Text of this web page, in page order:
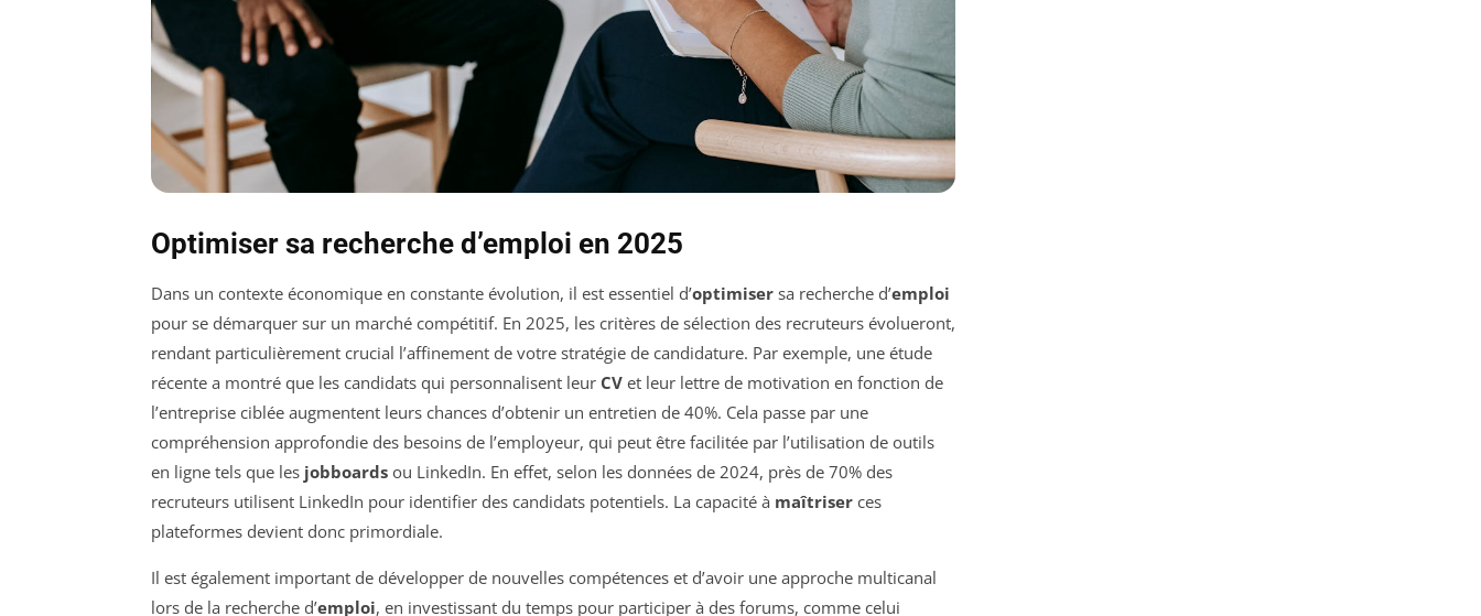
Optimiser sa recherche d’emploi en 2025
Dans un contexte économique en constante évolution, il est essentiel d’optimiser sa recherche d’emploi
pour se démarquer sur un marché compétitif. En 2025, les critères de sélection des recruteurs évolueront,
rendant particulièrement crucial l’affinement de votre stratégie de candidature. Par exemple, une étude
récente a montré que les candidats qui personnalisent leur CV et leur lettre de motivation en fonction de
l’entreprise ciblée augmentent leurs chances d’obtenir un entretien de 40%. Cela passe par une
compréhension approfondie des besoins de l’employeur, qui peut être facilitée par l’utilisation de outils
en ligne tels que les jobboards ou LinkedIn. En effet, selon les données de 2024, près de 70% des
recruteurs utilisent LinkedIn pour identifier des candidats potentiels. La capacité à maîtriser ces
plateformes devient donc primordiale.
Il est également important de développer de nouvelles compétences et d’avoir une approche multicanal
lors de la recherche d’emploi, en investissant du temps pour participer à des forums, comme celui